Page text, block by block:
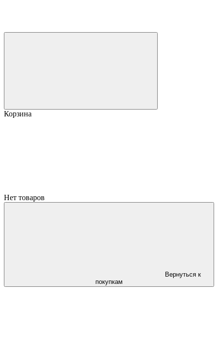
Корзина
Нет товаров
Вернуться к
покупкам